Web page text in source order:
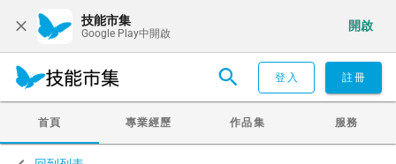
技能市集
Google Play中開啟
開啟
登入 註冊
首頁 專業經歷 作品集 服務